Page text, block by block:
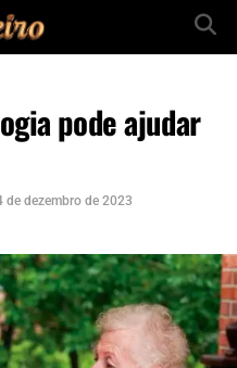
pode ajudar
de dezembro de 2023